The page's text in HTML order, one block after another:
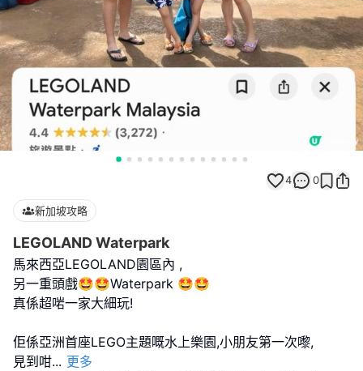
4 0
新加坡攻略
LEGOLAND Waterpark
馬來西亞LEGOLAND園區內 ,
另一重頭戲🤩🤩Waterpark 🤩🤩
真係超啱一家大細玩!
佢係亞洲首座LEGO主題嘅水上樂園,小朋友第一次嚟,
見到咁... 更多